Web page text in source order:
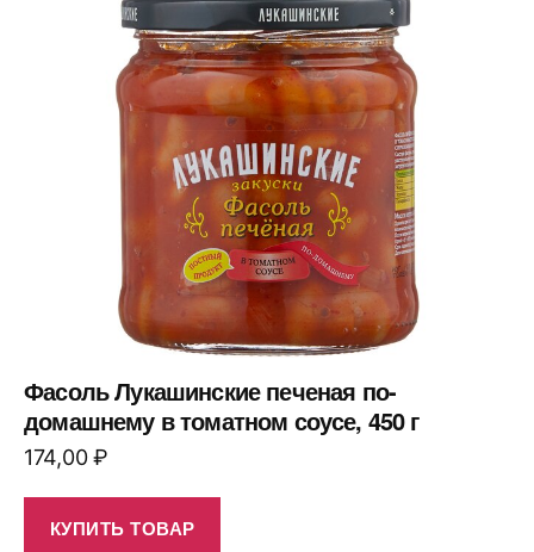
Фасоль Лукашинские печеная по-
домашнему в томатном соусе, 450 г
174,00₽
КУПИТЬ ТОВАР